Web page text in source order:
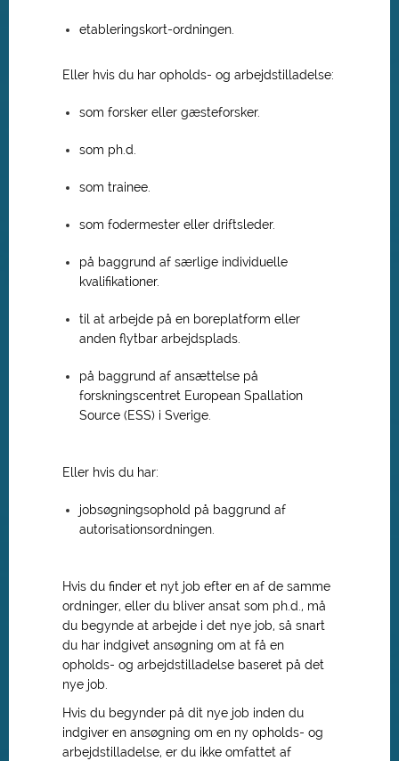
etableringskort-ordningen.
Eller hvis du har opholds- og arbejdstilladelse:
som forsker eller gæsteforsker.
som ph.d.
som trainee.
som fodermester eller driftsleder.
på baggrund af særlige individuelle
kvalifikationer.
til at arbejde på en boreplatform eller
anden flytbar arbejdsplads.
på baggrund af ansættelse på
forskningscentret European Spallation
Source (ESS) i Sverige.
Eller hvis du har:
jobsøgningsophold på baggrund af
autorisationsordningen.
Hvis du finder et nyt job efter en af de samme
ordninger, eller du bliver ansat som ph.d., må
du begynde at arbejde i det nye job, så snart
du har indgivet ansøgning om at få en
opholds- og arbejdstilladelse baseret på det
nye job.
Hvis du begynder på dit nye job inden du
indgiver en ansøgning om en ny opholds- og
arbejdstilladelse, er du ikke omfattet af